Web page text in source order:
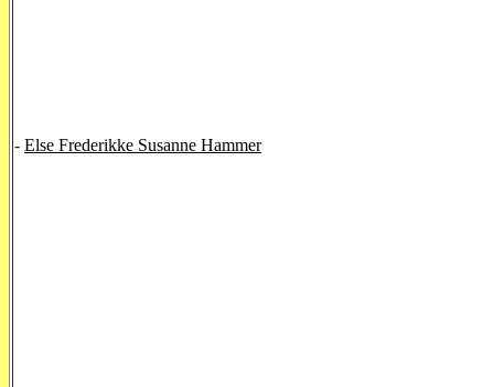
- Else Frederikke Susanne Hammer